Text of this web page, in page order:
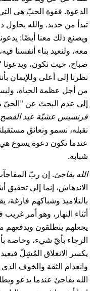
الدعوة. فقوة الحبّ هي
تبدأ من جديد. والله
ويصنع ذلك معنا أيضًا:
معه، ولنعيد بناء أنفسنا
صباح، حيث نكون، ويدعونا
نظرنا إلى أعلى وللإيمان
من أجل عظمة الحياة،
إلى عدم البحث عن "الحيّ
فرنسيس عشيّة عيد الفصح
نقبله، نسمو ونعانق
عندما تكون دعوة يسوع هي
شبابه.
الله يفاجئ. إن ربّ
الاندهاش، إنما إلى تحقيق
بالتلاميذ وشباكهم
أثناء النهار، وهو أمر غريب
يجعلهم ينطلقون ويدفعهم
الرجاء بأيّ شيء، وخاصة
يكسر الانغلاق المُشِلّ
وانعدام الثقة والخوف
الله يفاجئ عندما يدعو